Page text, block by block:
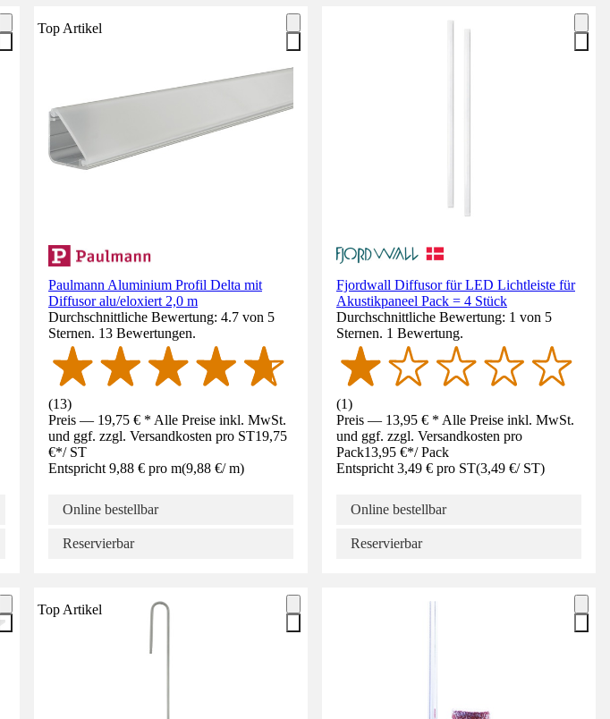
Top Artikel
Paulmann Aluminium Profil Delta mit
Diffusor alu/eloxiert 2,0 m
Durchschnittliche Bewertung: 4.7 von 5
Sternen. 13 Bewertungen.
(13)
Preis — 19,75 € * Alle Preise inkl. MwSt.
und ggf. zzgl. Versandkosten pro ST19,75
€*/ ST
Entspricht 9,88 € pro m(9,88 €/ m)
Online bestellbar
Reservierbar
Fjordwall Diffusor für LED Lichtleiste für
Akustikpaneel Pack = 4 Stück
Durchschnittliche Bewertung: 1 von 5
Sternen. 1 Bewertung.
(1)
Preis — 13,95 € * Alle Preise inkl. MwSt.
und ggf. zzgl. Versandkosten pro
Pack13,95 €*/ Pack
Entspricht 3,49 € pro ST(3,49 €/ ST)
Online bestellbar
Reservierbar
Top Artikel